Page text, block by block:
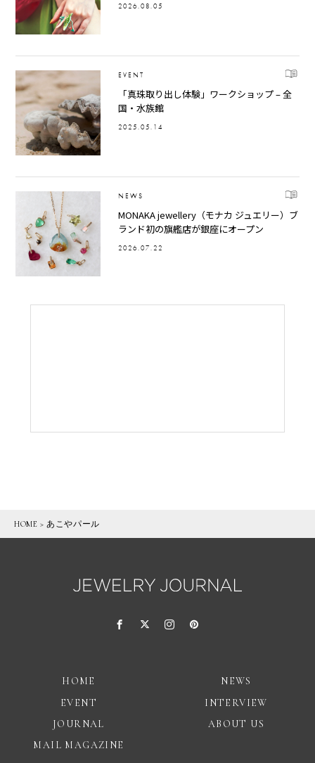
2026.08.05
EVENT
「真珠取り出し体験」ワークショップ – 全
国・水族館
2025.05.14
NEWS
MONAKA jewellery（モナカ ジュエリー）ブ
ランド初の旗艦店が銀座にオープン
2026.07.22
HOME > あこやパール
HOME
NEWS
EVENT
INTERVIEW
JOURNAL
ABOUT US
MAIL MAGAZINE